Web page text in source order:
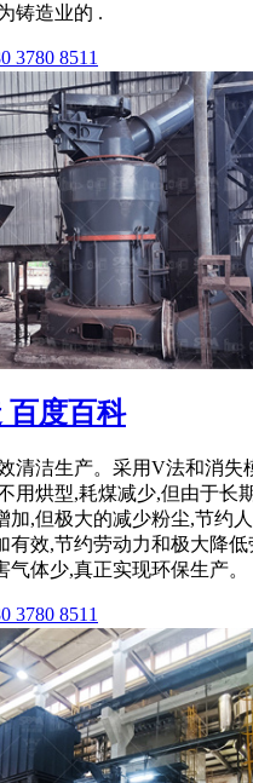
铸造业的 .
3780 8511
百度百科
清洁生产。采用V法和消失
用烘型,耗煤减少,但由于长
加,但极大的减少粉尘,节约
有效,节约劳动力和极大降
气体少,真正实现环保生产。
3780 8511